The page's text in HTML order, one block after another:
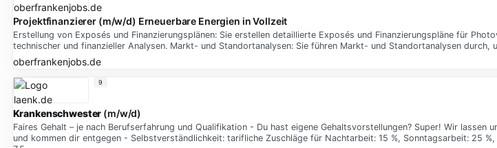
Projektfinanzierer (m/w/d) Erneuerbare Energien in Vollzeit
Erstellung von Exposés und Finanzierungsplänen: Sie erstellen detaillierte Exposés und Finanzierungspläne für
technischer und finanzieller Analysen. Markt- und Standortanalysen: Sie führen Markt- und Standortanalysen
oberfrankenjobs.de
Krankenschwester (m/w/d)
Faires Gehalt – je nach Berufserfahrung und Qualifikation - Du hast eigene Gehaltsvorstellungen? Super! Wir lassen
und kommen dir entgegen - Selbstverständlichkeit: tarifliche Zuschläge für Nachtarbeit: 15 %, Sonntagsarbeit: 25
9